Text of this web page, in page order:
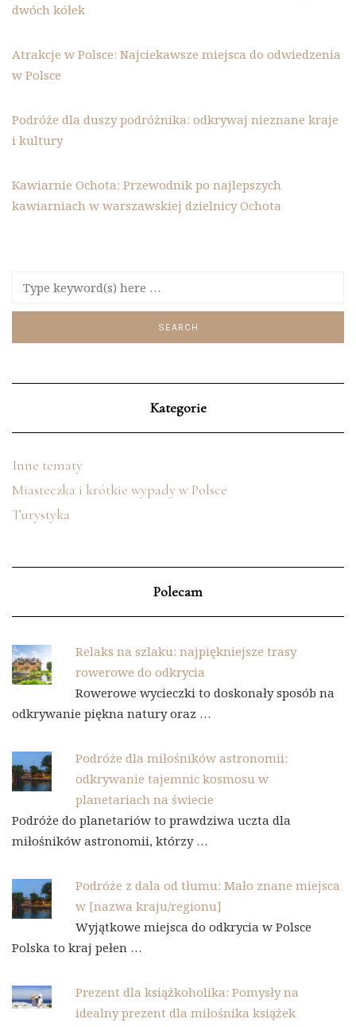
dwóch kółek
Atrakcje w Polsce: Najciekawsze miejsca do odwiedzenia
w Polsce
Podróże dla duszy podróżnika: odkrywaj nieznane kraje
i kultury
Kawiarnie Ochota: Przewodnik po najlepszych
kawiarniach w warszawskiej dzielnicy Ochota
Kategorie
Inne tematy
Miasteczka i krótkie wypady w Polsce
Turystyka
Polecam
Relaks na szlaku: najpiękniejsze trasy
rowerowe do odkrycia
Rowerowe wycieczki to doskonały sposób na
odkrywanie piękna natury oraz …
Podróże dla miłośników astronomii:
odkrywanie tajemnic kosmosu w
planetariach na świecie
Podróże do planetariów to prawdziwa uczta dla
miłośników astronomii, którzy …
Podróże z dala od tłumu: Mało znane miejsca
w [nazwa kraju/regionu]
Wyjątkowe miejsca do odkrycia w Polsce
Polska to kraj pełen …
Prezent dla książkoholika: Pomysły na
idealny prezent dla miłośnika książek